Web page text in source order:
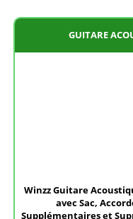
GUITARE
Winzz Guitare
avec Sac,
Supplémentaires et